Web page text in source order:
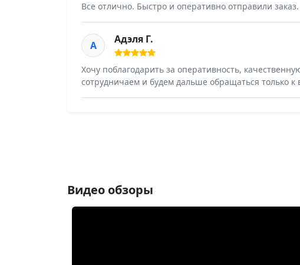
Все отлично. Быстро и оперативно отправили заказ.
А Адэля Г.
Хочу поблагодарить за оперативность,
сотрудничаем и будем дальше обращаться только
Видео обзоры